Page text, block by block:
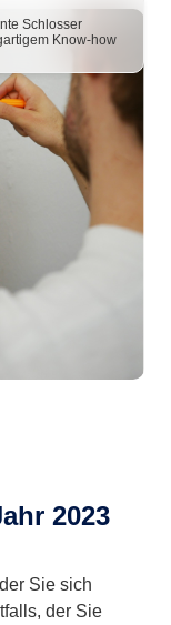
Schlosser
Know-how
2023
Sie sich
der Sie